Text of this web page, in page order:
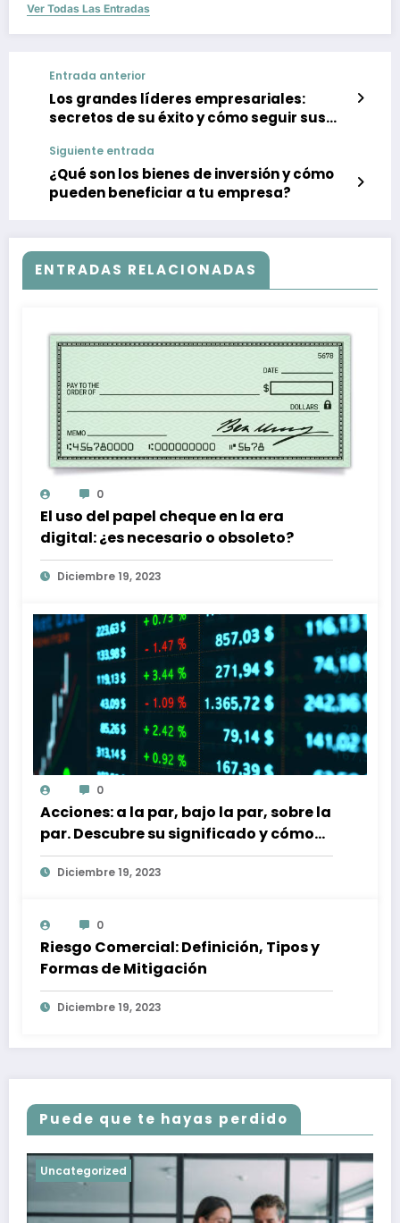
Ver Todas Las Entradas
Entrada anterior
Los grandes líderes empresariales:
secretos de su éxito y cómo seguir sus
Siguiente entrada
¿Qué son los bienes de inversión y cómo
pueden beneficiar a tu empresa?
ENTRADAS RELACIONADAS
0
El uso del papel cheque en la era
digital: ¿es necesario o obsoleto?
Diciembre 19, 2023
0
Acciones: a la par, bajo la par, sobre la
par. Descubre su significado y cómo
afectan a tu inversión
Diciembre 19, 2023
0
Riesgo Comercial: Definición, Tipos y
Formas de Mitigación
Diciembre 19, 2023
Puede que te hayas perdido
Uncategorized